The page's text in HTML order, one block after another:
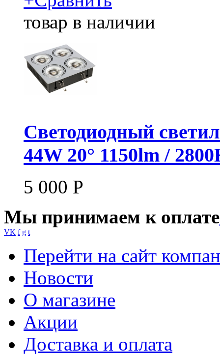
товар в наличии
Светодиодный
44W 20° 1150lm /
5 000 Р
Мы принимаем к оплате
VK f g t
Перейти на сайт
Новости
О магазине
Акции
Доставка и оплата